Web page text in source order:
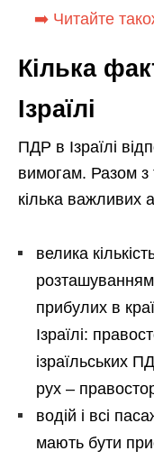
➡️ Читайте
Кілька
Ізраїлі
ПДР в Ізраїлі
вимогам. Разом з
кілька важливих
велика
прибулих в
Ізраїлі:
ізраїльських
рух –
водій і всі
мають бути